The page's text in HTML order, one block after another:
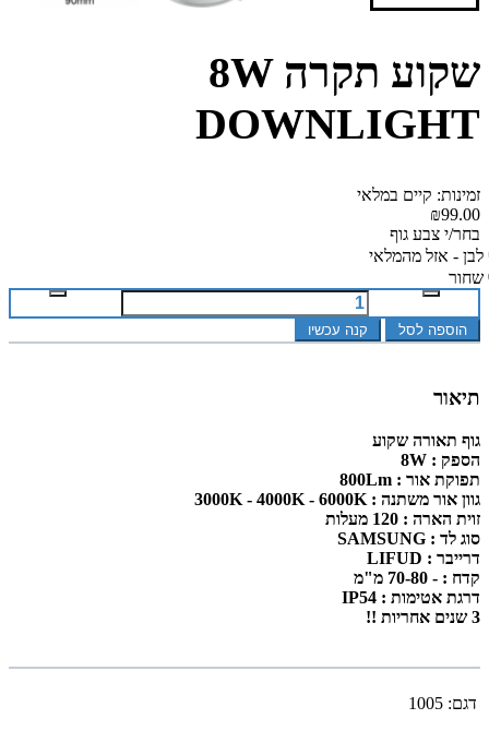
שקוע תקרה 8W
DOWNLIGHT
זמינות: קיים במלאי
₪99.00
בחר/י צבע גוף
לבן - אזל מהמלאי
שחור
הוספה לסל קנה עכשיו
תיאור
גוף תאורה שקוע
הספק : 8W
תפוקת אור : 800Lm
גוון אור משתנה : 3000K - 4000K - 6000K
זוית הארה : 120 מעלות
סוג לד : SAMSUNG
דרייבר : LIFUD
קדח : - 70-80 מ"מ
דרגת אטימות : IP54
3 שנים אחריות !!
דגם: 1005